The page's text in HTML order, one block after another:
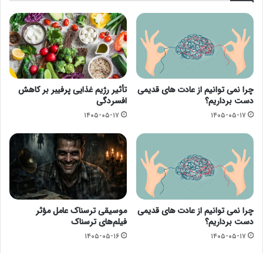
چرا نمی توانیم از عادت های قدیمی
دست برداریم؟
۱۴۰۵-۰۵-۱۷
تأثیر رژیم غذایی پرفیبر بر کاهش
افسردگی
۱۴۰۵-۰۵-۱۷
چرا نمی توانیم از عادت های قدیمی
دست برداریم؟
۱۴۰۵-۰۵-۱۷
موسیقی ترسناک عامل مؤثر
فیلم‌های ترسناک
۱۴۰۵-۰۵-۱۶